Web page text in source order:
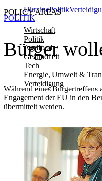
POLICY AREAS
Wirtschaft
Politik
Agrifood
Gesundheit
Tech
Energie, Umwelt &
Verteidigung
UkrainePolitik
Bürger
Während eines Bürgertreffens
Engagement der EU in den
übermittelt werden.
POLITIK